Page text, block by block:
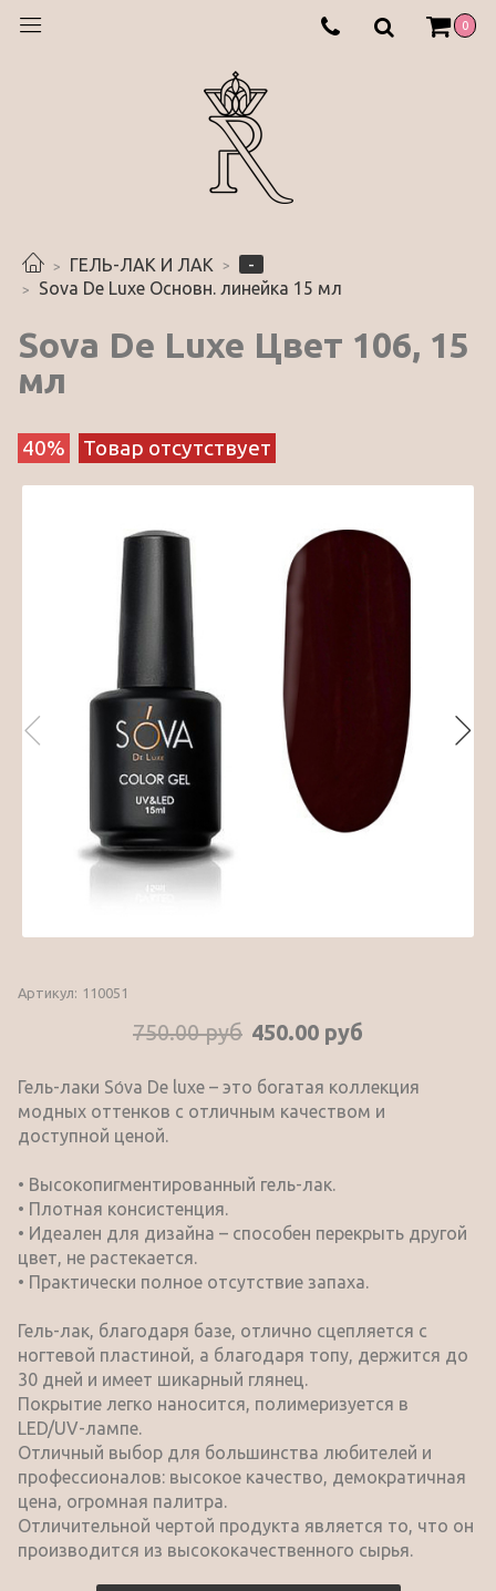
0
ГЕЛЬ-ЛАК И ЛАК
-
Sova De Luxe Основн. линейка 15 мл
Sova De Luxe Цвет 106, 15
мл
40% Товар отсутствует
Артикул: 110051
750.00 руб 450.00 руб
Гель-лаки Sо́va De luxe – это богатая коллекция
модных оттенков с отличным качеством и
доступной ценой.
• Высокопигментированный гель-лак.
• Плотная консистенция.
• Идеален для дизайна – способен перекрыть другой
цвет, не растекается.
• Практически полное отсутствие запаха.
Гель-лак, благодаря базе, отлично сцепляется с
ногтевой пластиной, а благодаря топу, держится до
30 дней и имеет шикарный глянец.
Покрытие легко наносится, полимеризуется в
LED/UV-лампе.
Отличный выбор для большинства любителей и
профессионалов: высокое качество, демократичная
цена, огромная палитра.
Отличительной чертой продукта является то, что он
производится из высококачественного сырья.